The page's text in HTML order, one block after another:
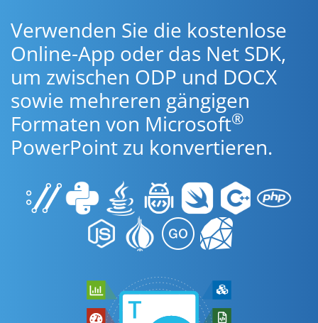
Verwenden Sie die kostenlose
Online-App oder das Net SDK,
um zwischen ODP und DOCX
sowie mehreren gängigen
Formaten von Microsoft®
PowerPoint zu konvertieren.